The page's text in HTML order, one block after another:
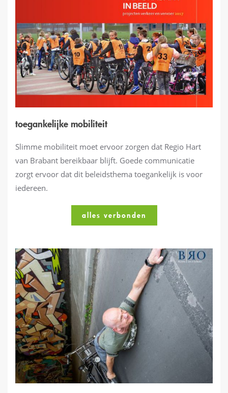
toegankelijke mobiliteit
Slimme mobiliteit moet ervoor zorgen dat Regio Hart
van Brabant bereikbaar blijft. Goede communicatie
zorgt ervoor dat dit beleidsthema toegankelijk is voor
iedereen.
alles verbonden